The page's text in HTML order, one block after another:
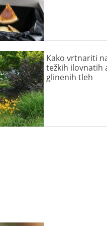
Kako vrtnariti
težkih ilovnatih
glinenih tleh